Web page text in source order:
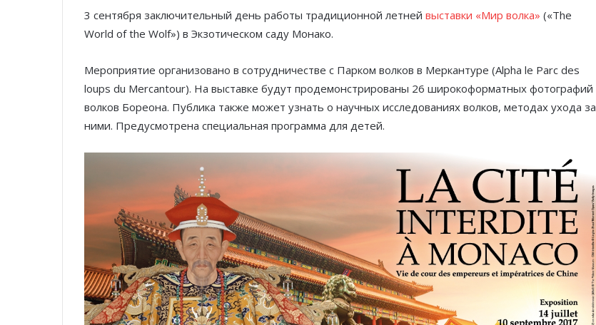
3 сентября заключительный день работы традиционной летней выставки «Мир волка» («The
World of the Wolf») в Экзотическом саду Монако.
Мероприятие организовано в сотрудничестве с Парком волков в Меркантуре (Alpha le Parc des
loups du Mercantour). На выставке будут продемонстрированы 26 широкоформатных фотографий
волков Бореона. Публика также может узнать о научных исследованиях волков, методах ухода за
ними. Предусмотрена специальная программа для детей.